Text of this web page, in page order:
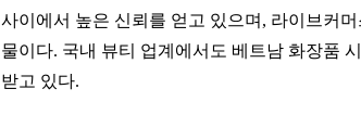
사이에서 높은 신뢰를 얻고 있으며, 라이브커
물이다. 국내 뷰티 업계에서도 베트남 화장품
받고 있다.